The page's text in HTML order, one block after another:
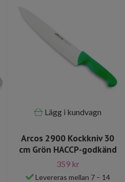
Lägg i kundvagn
Arcos 2900 Kockkniv 30
cm Grön HACCP-godkänd
359 kr
Levereras mellan 7 – 14